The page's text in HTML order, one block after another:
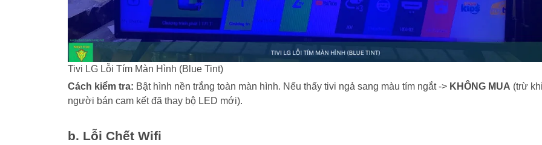
Tivi LG Lỗi Tím Màn Hình (Blue Tint)
Cách kiểm tra: Bật hình nền trắng toàn màn hình. Nếu thấy tivi ngả sang màu tím ngắt -> KHÔNG MUA (trừ
người bán cam kết đã thay bộ LED mới).
b. Lỗi Chết Wifi